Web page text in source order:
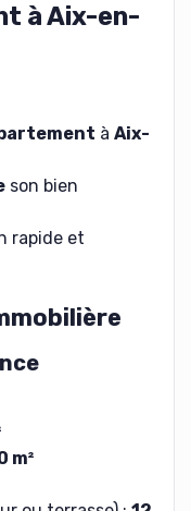
à Aix-en-
à Aix-
son bien
rapide et
m²